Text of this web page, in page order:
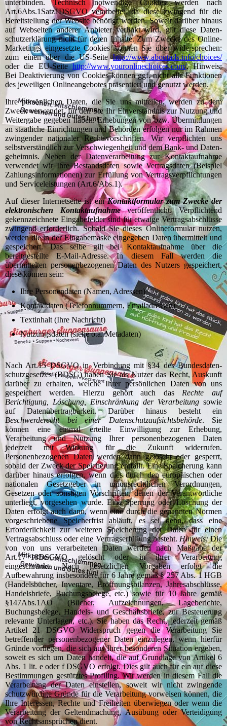
unterbinden. Technisch notwendige Cookies werden nach
Art.6Abs.1Satz1DSGVO verarbeitet, da diese zwingend für die
Bereitstellung der Website benötigt werden. Soweit darüber hinaus
auf Web­seiten anderer Anbieter verlinkt wird, gilt diese Daten­
schutz­erklärung nicht für deren Inhalte. Zum Zwecke des Online-
Marketings eingesetzte Cookies können Sie über widersprechen:
zum einen über die US-Seitehttp://www.aboutads.info/choices/
oder die EU-Seitehttp://www.youronlinechoices.com/. Hinweis:
Bei Deaktivierung von Cookies können ggf. nicht alle Funktionen
des jeweiligen Onlineangebotes präsentiert und genutzt werden.
Ihre persönlichen Daten, die Sie uns mitteilen, werden zu dem
Zweck verwendet, für den Sie Ihr Einverständnis zur Nutzung und
Weitergabe gegeben haben. Erhebungen von bzw. Übermittlungen
an staatliche Einrichtungen und Behörden erfolgen nur im Rahmen
zwingender nationaler Rechts­vorschriften. Wir verpflichten uns
selbstverständlich zur Verschwiegenheit und dem Bank- und Daten­
geheimnis. Neben der Datenverarbeitung zur Kontaktaufnahme
verwendet wir Ihre Bestandsdaten sowie Vertragsdaten (Beispiel
Zahlungsinformationen) zur Erfüllung von Vertragsverpflichtungen
und Serviceleistungen (Art.6/Abs.1).
Auf dieser Internetseite ist einKontaktformular zum Zwecke der
elektronischen Kontaktaufnahmeveröffentlicht. Verpflichtend
gekennzeichnete Eingabefelder sind für etwaige Vertragsabschlüsse
zwingend erforderlich. Sobald Sie dieses Onlineformular nutzen,
werden die in der Eingabemaske eingegeben Daten übermittelt und
gespeichert. Das selbe gilt bei Kontaktaufnahme über die
bereitgestellte E-Mail-Adresse. In diesem Fall werden die
übermittelten personenbezogenen Daten des Nutzers gespeichert,
diese können sein:
Ihre Personendaten (Namen, Adressen)
Kontaktdaten (Telefonnummern, Emailadressen)
Textinhalt (Ihre Nachricht)
Nutzungsdaten (siehe o.a. Metadaten)
Nach Art.15 DSGVO in Verbindung mit §34 des Bundes­daten­
schutz­gesetzes (BDSG) haben Sie als Nutzer das Recht, Auskunft
darüber zu erhalten, welche Ihrer persönlichen Daten von uns
gespeichert werden. Hierzu gehört auch das Rechte auf
Berichtigung, Löschung, Einschränkung der Verarbeitung sowie
auf Datenübertragbarkeit. Darüber hinaus besteht ein
Beschwerderecht bei einer Datenschutzaufsichtsbehörde. Sie
können eine einmal erteilte Einwilligung zur Erhebung,
Verarbeitung und Nutzung Ihrer personen­bezogenen Daten
jederzeit mit Wirkung für die Zukunft widerrufen.
Personenbezogenen Daten werden dann gelöscht oder gesperrt,
sobald der Zweck der Speicherung entfällt. Eine Speicherung kann
darüber hinaus erfolgen, wenn dies durch den europäischen oder
nationalen Gesetzgeber in unionsrechtlichen Verordnungen,
Gesetzen oder sonstigen Vorschriften, denen der Verantwortliche
unterliegt, vorgesehen wurde. Eine Sperrung oder Löschung der
Daten erfolgt auch dann, wenn eine durch die genannten Normen
vorgeschriebene Speicherfrist abläuft, es sei denn, dass eine
Erforderlichkeit zur weiteren Speicherung der Daten für einen
Vertragsabschluss oder eine Vertragserfüllung besteht. Hinweis:Die
von von uns verarbeiteten Daten werden nach Maßgabe der
Art.17+18DSGVO gelöscht oder in ihrer Verarbeitung
eingeschränkt. Nach gesetzlichen Vorgaben erfolgt die
Aufbewahrung insbesondere für 6 Jahre gemäß § 257 Abs. 1 HGB
(Handelsbücher, Inventare, Eröffnungsbilanzen, Jahresabschlüsse,
Handelsbriefe, Buchungsbelege, etc.) sowie für 10 Jahre gemäß
§147Abs.1AO (Bücher, Aufzeichnungen, Lageberichte,
Buchungsbelege, Handels- und Geschäftsbriefe, zur Besteuerung
relevante Unterlagen, etc.). Sie haben das Recht, jederzeit gemäß
Artikel 21 DSGVO Widerspruch gegen die Verarbeitung Sie
betreffender personenbezogener Daten einzulegen, wenn hierfür
Gründe vorliegen, die sich aus Ihrer besonderen Situation ergeben,
soweit es sich um Daten handelt, die auf Grundlage von Artikel 6
Abs. 1 lit. e oder f DSGVO erfolgt. Dies gilt auch für ein auf diese
Bestimmungen gestütztes Profiling. Wir werden in diesem Fall die
Verarbeitung der Daten einstellen, soweit wir nicht zwingende
schutzwürdige Gründe für die Verarbeitung vorweisen können, die
Ihre Interessen, Rechte und Freiheiten überwiegen oder wenn die
Verarbeitung der Geltendmachung, Ausübung oder Verteidigung
von Rechtsansprüchen dient.